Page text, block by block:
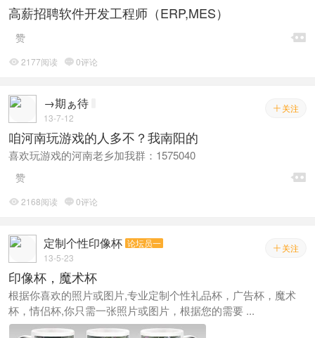
高薪招聘软件开发工程师（ERP,MES）

赞
 2177阅读 0评论
 关注
→期ぁ待
13-7-12
咱河南玩游戏的人多不？我南阳的
喜欢玩游戏的河南老乡加我群：1575040

赞
 2168阅读 0评论
 关注
定制个性印像杯 论坛员一
13-5-23
印像杯，魔术杯
根据你喜欢的照片或图片,专业定制个性礼品杯，广告杯，魔术
杯，情侣杯,你只需一张照片或图片，根据您的需要 ...